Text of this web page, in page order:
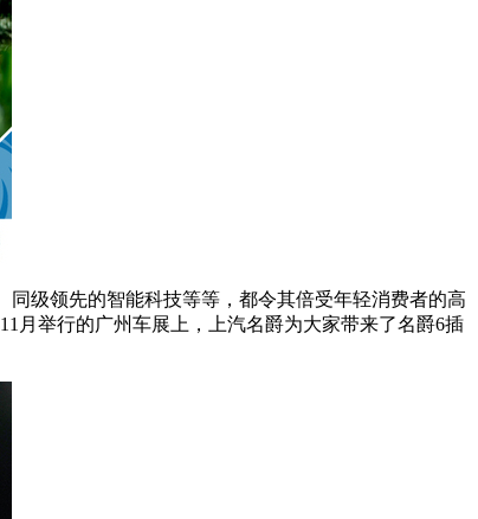
级领先的智能科技等等，都令其倍受年轻消费者的高
月举行的广州车展上，上汽名爵为大家带来了名爵6插